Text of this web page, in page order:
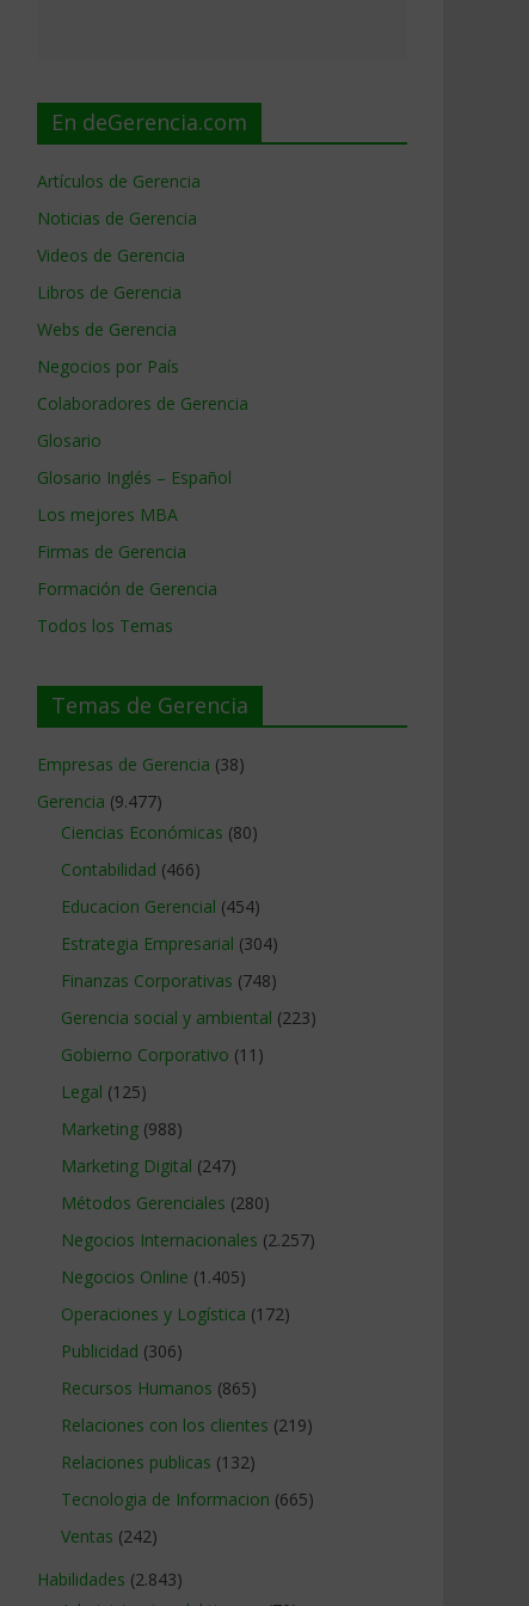
En deGerencia.com
Artículos de Gerencia
Noticias de Gerencia
Videos de Gerencia
Libros de Gerencia
Webs de Gerencia
Negocios por País
Colaboradores de Gerencia
Glosario
Glosario Inglés – Español
Los mejores MBA
Firmas de Gerencia
Formación de Gerencia
Todos los Temas
Temas de Gerencia
Empresas de Gerencia (38)
Gerencia (9.477)
Ciencias Económicas (80)
Contabilidad (466)
Educacion Gerencial (454)
Estrategia Empresarial (304)
Finanzas Corporativas (748)
Gerencia social y ambiental (223)
Gobierno Corporativo (11)
Legal (125)
Marketing (988)
Marketing Digital (247)
Métodos Gerenciales (280)
Negocios Internacionales (2.257)
Negocios Online (1.405)
Operaciones y Logística (172)
Publicidad (306)
Recursos Humanos (865)
Relaciones con los clientes (219)
Relaciones publicas (132)
Tecnologia de Informacion (665)
Ventas (242)
Habilidades (2.843)